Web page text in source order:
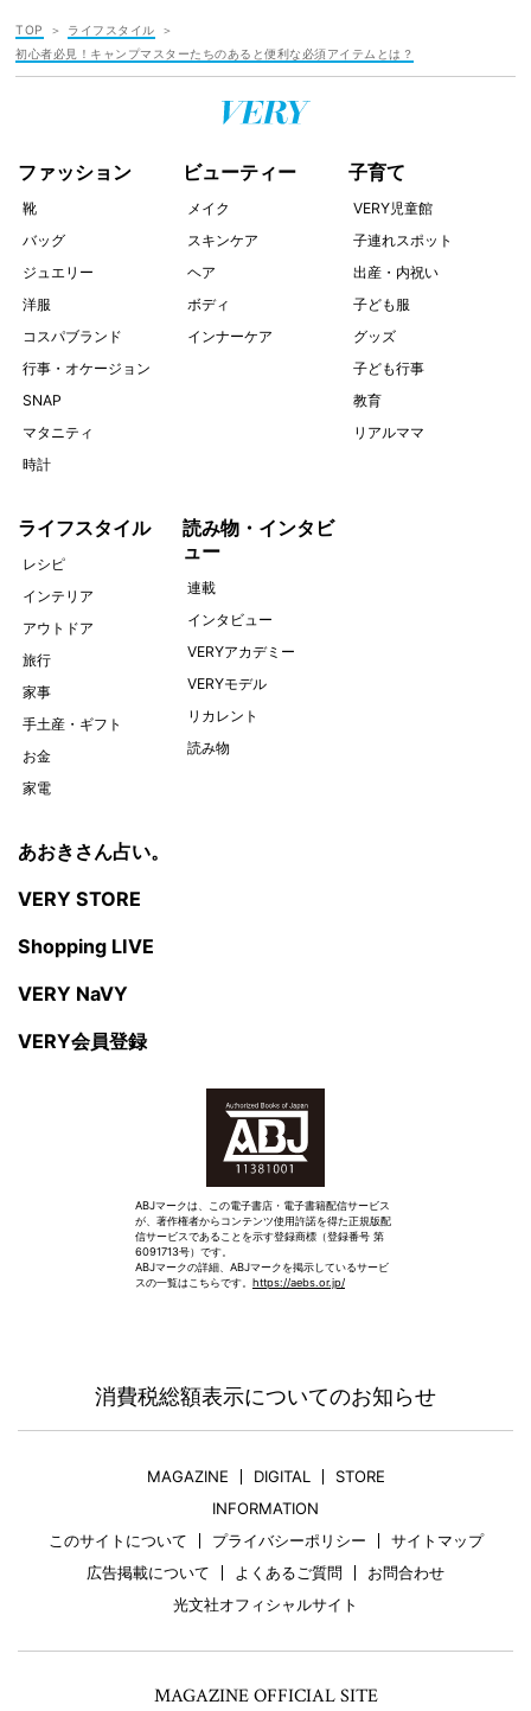
TOP
ライフスタイル
初心者必見！キャンプマスターたちのあると便利な必須アイテムとは？
ファッション
靴
バッグ
ジュエリー
洋服
コスパブランド
行事・オケージョン
SNAP
マタニティ
時計
ビューティー
メイク
スキンケア
ヘア
ボディ
インナーケア
子育て
VERY児童館
子連れスポット
出産・内祝い
子ども服
グッズ
子ども行事
教育
リアルママ
ライフスタイル
レシピ
インテリア
アウトドア
旅行
家事
手土産・ギフト
お金
家電
読み物・インタビ
ュー
連載
インタビュー
VERYアカデミー
VERYモデル
リカレント
読み物
あおきさん占い。
VERY STORE
Shopping LIVE
VERY NaVY
VERY会員登録
ABJマークは、この電子書店・電子書籍配信サービス
が、著作権者からコンテンツ使用許諾を得た正規版配
信サービスであることを示す登録商標（登録番号 第
6091713号）です。
ABJマークの詳細、ABJマークを掲示しているサービ
スの一覧はこちらです。 https://aebs.or.jp/
消費税総額表示についてのお知らせ
MAGAZINE DIGITAL
STORE
INFORMATION
このサイトについて
プライバシーポリシー
サイトマップ
広告掲載について
よくあるご質問
お問合わせ
光文社オフィシャルサイト
MAGAZINE OFFICIAL SITE